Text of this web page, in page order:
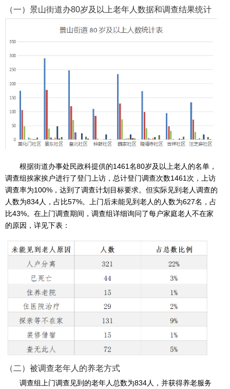
​（一）景山街道办80岁及以上老年人数据和调查结果统计
根据街道办事处民政科提供的1461名80岁及以上老人的名单，
调查组挨家挨户进行了登门上访，总计登门调查次数1461次，上访
调查率为100%，达到了调查计划目标要求。但实际见到老人调查的
人数为834人，占比57%。上门后未能见到老人的人数为627名，占
比43%。在上门调查期间，调查组详细询问了每户家庭老人不在家
的原因，详见下表：
（二）被调查老年人的养老方式
调查组上门调查见到的老年人总数为834人，并获得养老服务